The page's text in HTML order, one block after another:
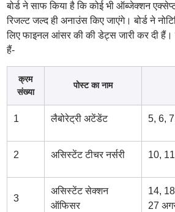
बोर्ड ने साफ किया है कि कोई भी ऑब्जेक्शन
रिजल्ट जल्द ही अनाउंस किए जाएंगे। बोर्ड ने
लिए फाइनल आंसर की की डेट्स जारी कर दी हैं।
हैं-
क्रम
संख्या
पोस्ट का नाम
1 लैबोरेट्री अटेंडेंट 5, 6,
2 असिस्टेंट टीचर नर्सरी 10,
3
असिस्टेंट सेक्शन
ऑफिसर
14,
27